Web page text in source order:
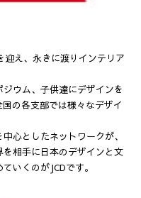
迎え、永きに渡りインテリア
ウム、子供達にデザインを
の各支部では様々なデザイ
心としたネットワークが、
相手に日本のデザインと文
いくのがJCDです。